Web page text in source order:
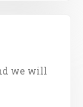
we will